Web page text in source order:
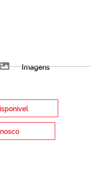
Imagens